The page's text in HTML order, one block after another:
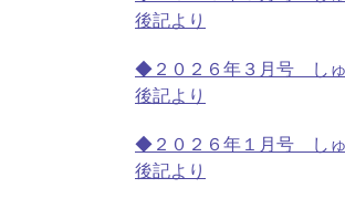
後記より
◆２０２６年３月号 し
後記より
◆２０２６年１月号 し
後記より